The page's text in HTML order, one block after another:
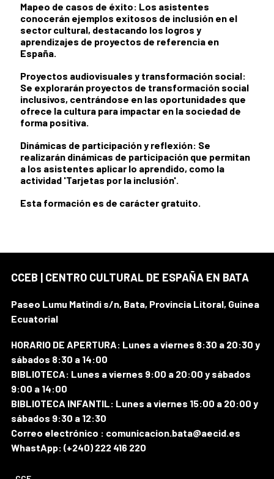
Mapeo de casos de éxito: Los asistentes
conocerán ejemplos exitosos de inclusión en el
sector cultural, destacando los logros y
aprendizajes de proyectos de referencia en
España.
Proyectos audiovisuales y transformación social:
Se explorarán proyectos de transformación social
inclusivos, centrándose en las oportunidades que
ofrece la cultura para impactar en la sociedad de
forma positiva.
Dinámicas de participación y reflexión: Se
realizarán dinámicas de participación que permitan
a los asistentes aplicar lo aprendido, como la
actividad 'Tarjetas por la inclusión'.
Esta formación es de carácter gratuito.
CCEB | CENTRO CULTURAL DE ESPAÑA EN BATA
Paseo Lumu Matindi s/n, Bata, Provincia Litoral, Guinea
Ecuatorial
HORARIO DE APERTURA: Lunes a viernes 8:30 a 20:30 y
sábados 8:30 a 14:00
BIBLIOTECA: Lunes a viernes 9:00 a 20:00 y sábados
9:00 a 14:00
BIBLIOTECA INFANTIL: Lunes a viernes 15:00 a 20:00 y
sábados 9:30 a 12:30
Correo electrónico : comunicacion.bata@aecid.es
WhastApp: (+240) 222 416 220